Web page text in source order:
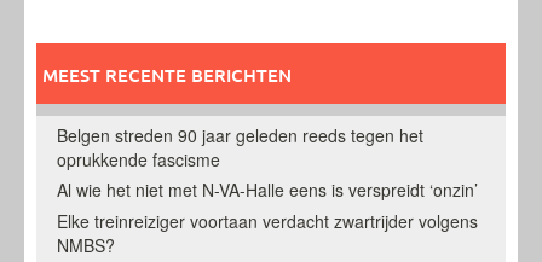
MEEST RECENTE BERICHTEN
Belgen streden 90 jaar geleden reeds tegen het
oprukkende fascisme
Al wie het niet met N-VA-Halle eens is verspreidt ‘onzin’
Elke treinreiziger voortaan verdacht zwartrijder volgens
NMBS?